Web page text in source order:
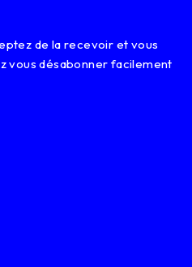
de la recevoir et vous
vous désabonner facilement